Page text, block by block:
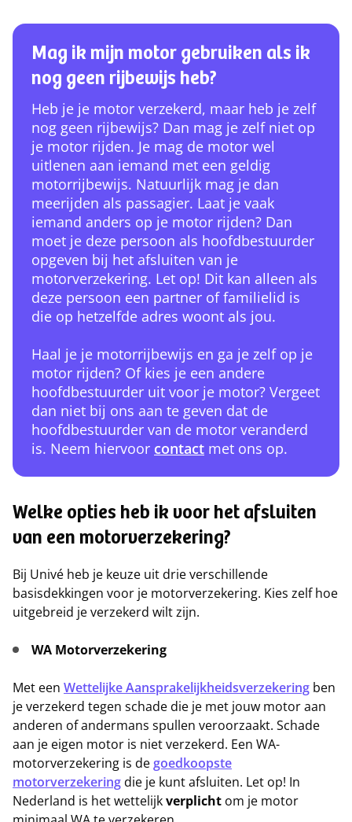
Mag ik mijn motor gebruiken als ik
nog geen rijbewijs heb?
Heb je je motor verzekerd, maar heb je zelf
nog geen rijbewijs? Dan mag je zelf niet op
je motor rijden. Je mag de motor wel
uitlenen aan iemand met een geldig
motorrijbewijs. Natuurlijk mag je dan
meerijden als passagier. Laat je vaak
iemand anders op je motor rijden? Dan
moet je deze persoon als hoofdbestuurder
opgeven bij het afsluiten van je
motorverzekering. Let op! Dit kan alleen als
deze persoon een partner of familielid is
die op hetzelfde adres woont als jou.
Haal je je motorrijbewijs en ga je zelf op je
motor rijden? Of kies je een andere
hoofdbestuurder uit voor je motor? Vergeet
dan niet bij ons aan te geven dat de
hoofdbestuurder van de motor veranderd
is. Neem hiervoor contact met ons op.
Welke opties heb ik voor het afsluiten
van een motorverzekering?
Bij Univé heb je keuze uit drie verschillende
basisdekkingen voor je motorverzekering. Kies zelf hoe
uitgebreid je verzekerd wilt zijn.
WA Motorverzekering
Met een Wettelijke Aansprakelijkheidsverzekering ben
je verzekerd tegen schade die je met jouw motor aan
anderen of andermans spullen veroorzaakt. Schade
aan je eigen motor is niet verzekerd. Een WA-
motorverzekering is degoedkoopste
motorverzekeringdie je kunt afsluiten. Let op! In
Nederland is het wettelijkverplicht om je motor